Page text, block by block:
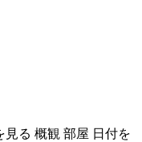
見る 概観 部屋 日付を